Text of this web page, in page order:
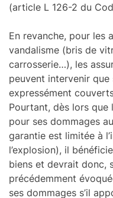
(article L 126-2 du
En revanche, pour les
vandalisme (bris de
carrosserie…), les
peuvent intervenir que
expressément
Pourtant, dès lors que
pour ses dommages
garantie est limitée à
l’explosion), il
biens et devrait donc,
précédemment
ses dommages s’il